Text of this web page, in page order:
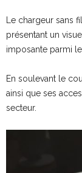
Le chargeur sans
présentant un
imposante parmi
En soulevant le
ainsi que ses
secteur.